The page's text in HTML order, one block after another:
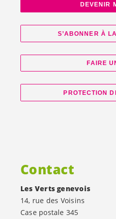
DEVENIR
S’ABONNER À
FAIRE
PROTECTION
Contact
Les Verts genevois
14, rue des Voisins
Case postale 345